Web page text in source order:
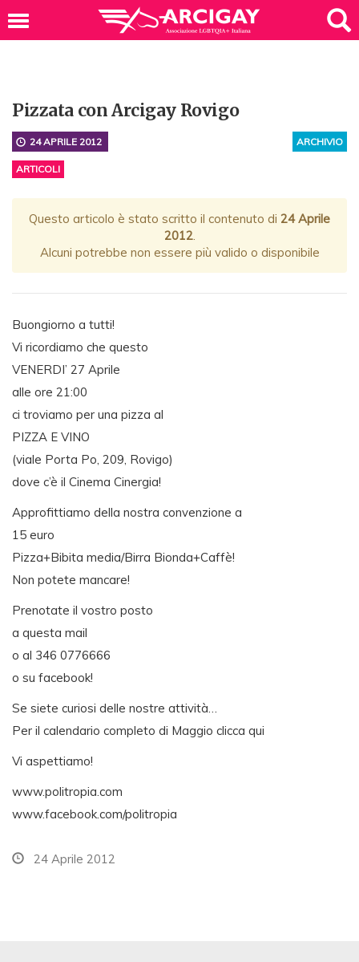
Pizzata con Arcigay Rovigo
ARCHIVIO
24 APRILE 2012
ARTICOLI
Questo articolo è stato scritto il contenuto di 24 Aprile
2012.
Alcuni potrebbe non essere più valido o disponibile
Buongiorno a tutti!
Vi ricordiamo che questo
VENERDI’ 27 Aprile
alle ore 21:00
ci troviamo per una pizza al
PIZZA E VINO
(viale Porta Po, 209, Rovigo)
dove c’è il Cinema Cinergia!
Approfittiamo della nostra convenzione a
15 euro
Pizza+Bibita media/Birra Bionda+Caffè!
Non potete mancare!
Prenotate il vostro posto
a questa mail
o al 346 0776666
o su facebook!
Se siete curiosi delle nostre attività…
Per il calendario completo di Maggio clicca qui
Vi aspettiamo!
www.politropia.com
www.facebook.com/politropia
24 Aprile 2012